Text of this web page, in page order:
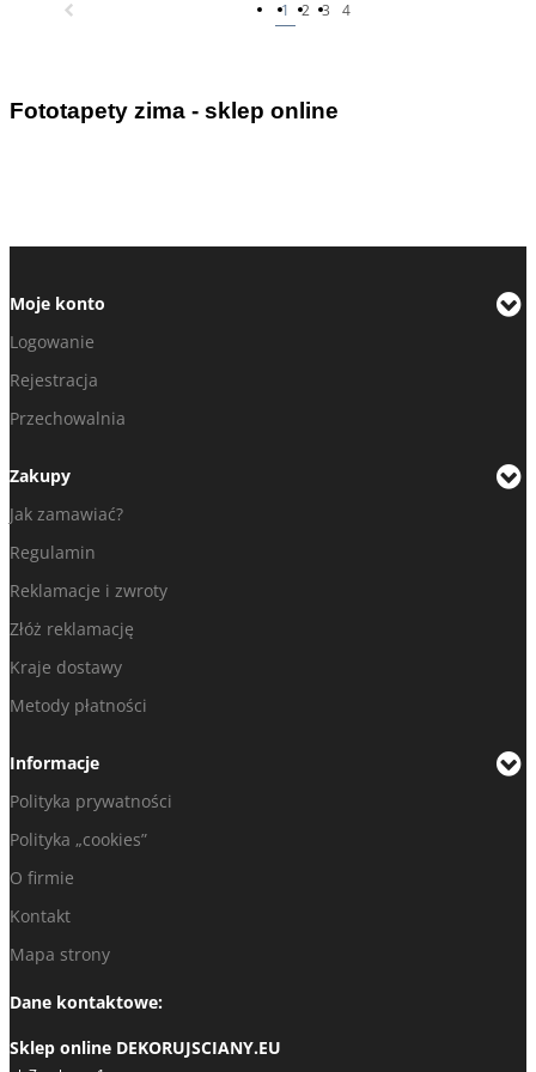
1 2 3 4
Fototapety zima - sklep online
Moje konto
Logowanie
Rejestracja
Przechowalnia
Zakupy
Jak zamawiać?
Regulamin
Reklamacje i zwroty
Złóż reklamację
Kraje dostawy
Metody płatności
Informacje
Polityka prywatności
Polityka „cookies”
O firmie
Kontakt
Mapa strony
Dane kontaktowe:
Sklep online DEKORUJSCIANY.EU